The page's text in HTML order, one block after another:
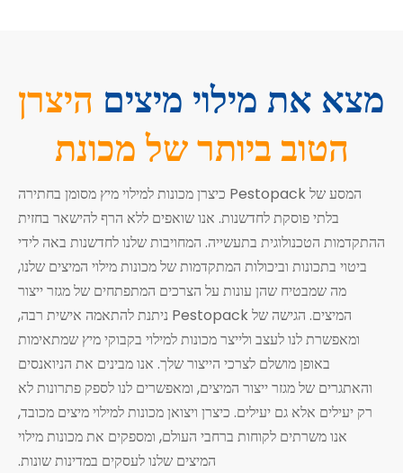
מצא את מילוי מיצים היצרן
הטוב ביותר של מכונת
המסע של Pestopack כיצרן מכונות למילוי מיץ מסומן בחתירה
בלתי פוסקת לחדשנות. אנו שואפים ללא הרף להישאר בחזית
ההתקדמות הטכנולוגית בתעשייה. המחויבות שלנו לחדשנות באה לידי
ביטוי בתכונות וביכולות המתקדמות של מכונות מילוי המיצים שלנו,
מה שמבטיח שהן עונות על הצרכים המתפתחים של מגזר ייצור
המיצים. הגישה של Pestopack ניתנת להתאמה אישית רבה,
ומאפשרת לנו לעצב ולייצר מכונות למילוי בקבוקי מיץ שמתאימות
באופן מושלם לצרכי הייצור שלך. אנו מבינים את הניואנסים
והאתגרים של מגזר ייצור המיצים, ומאפשרים לנו לספק פתרונות לא
רק יעילים אלא גם יעילים. כיצרן ויצואן מכונות למילוי מיצים מכובד,
אנו משרתים לקוחות ברחבי העולם, ומספקים את מכונות מילוי
המיצים שלנו לעסקים במדינות שונות.